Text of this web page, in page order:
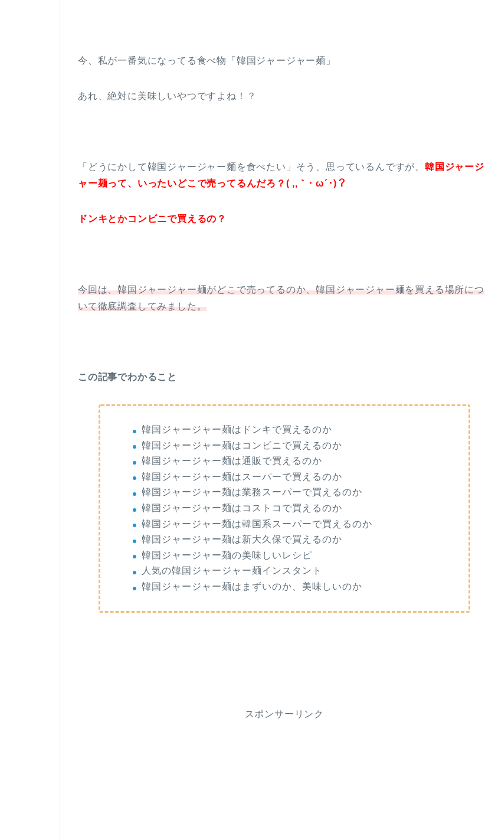
今、私が一番気になってる食べ物「韓国ジャージャー麺」
あれ、絶対に美味しいやつですよね！？
「どうにかして韓国ジャージャー麺を食べたい」そう、思っているんですが、 韓国ジャージ
ャー麺って、いったいどこで売ってるんだろ？( ,,｀･ ω´･)？
ドンキとかコンビニで買えるの？
今回は、韓国ジャージャー麺がどこで売ってるのか、韓国ジャージャー麺を買える場所につ
いて徹底調査してみました。
この記事でわかること
韓国ジャージャー麺はドンキで買えるのか
韓国ジャージャー麺はコンビニで買えるのか
韓国ジャージャー麺は通販で買えるのか
韓国ジャージャー麺はスーパーで買えるのか
韓国ジャージャー麺は業務スーパーで買えるのか
韓国ジャージャー麺はコストコで買えるのか
韓国ジャージャー麺は韓国系スーパーで買えるのか
韓国ジャージャー麺は新大久保で買えるのか
韓国ジャージャー麺の美味しいレシピ
人気の韓国ジャージャー麺インスタント
韓国ジャージャー麺はまずいのか、美味しいのか
スポンサーリンク